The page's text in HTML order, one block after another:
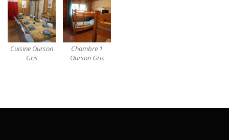
Cuisine Ourson
Gris
Chambre 1
Ourson Gris